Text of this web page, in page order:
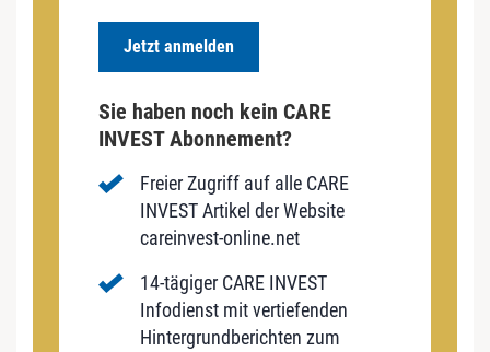
Jetzt anmelden
Sie haben noch kein CARE
INVEST Abonnement?
Freier Zugriff auf alle CARE
INVEST Artikel der Website
careinvest-online.net
14-tägiger CARE INVEST
Infodienst mit vertiefenden
Hintergrundberichten zum